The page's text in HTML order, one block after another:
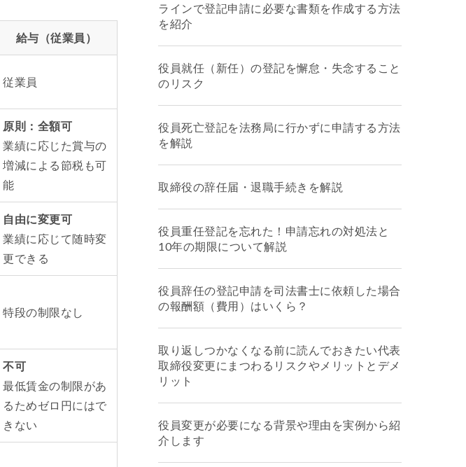
給与（従業員）
従業員
原則：全額可
業績に応じた賞与の
増減による節税も可
能
自由に変更可
業績に応じて随時変
更できる
特段の制限なし
不可
最低賃金の制限があ
るためゼロ円にはで
きない
ラインで登記申請に必要な書類を作成する方法
を紹介
役員就任（新任）の登記を懈怠・失念すること
のリスク
役員死亡登記を法務局に行かずに申請する方法
を解説
取締役の辞任届・退職手続きを解説
役員重任登記を忘れた！申請忘れの対処法と
10年の期限について解説
役員辞任の登記申請を司法書士に依頼した場合
の報酬額（費用）はいくら？
取り返しつかなくなる前に読んでおきたい代表
取締役変更にまつわるリスクやメリットとデメ
リット
役員変更が必要になる背景や理由を実例から紹
介します